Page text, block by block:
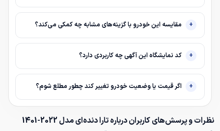
مقایسه این خودرو با گزینه‌های مشابه چه کمکی می‌کند؟
کد نمایشگاه این آگهی چه کاربردی دارد؟
اگر قیمت یا وضعیت خودرو تغییر کند چطور مطلع شوم؟
نظرات و پرسش‌های کاربران درباره تارا دنده‌ای مدل 2022-1401